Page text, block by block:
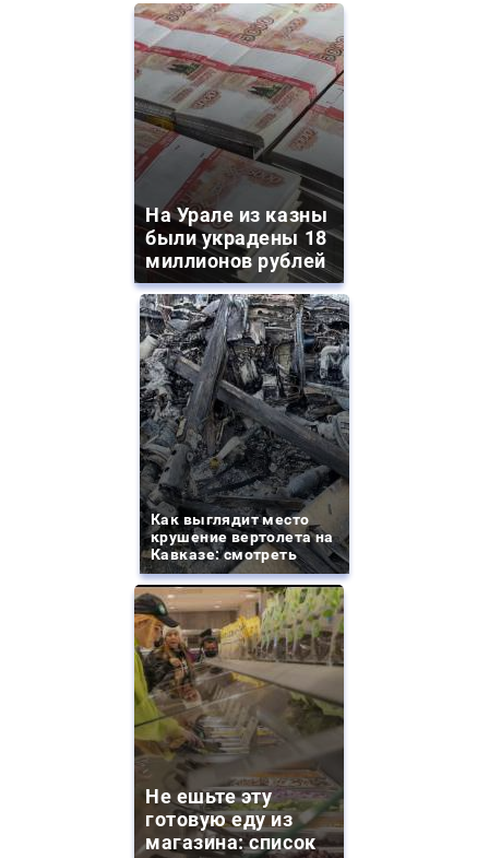
На Урале из казны
были украдены 18
миллионов рублей
Как выглядит место
крушение вертолета на
Кавказе: смотреть
Не ешьте эту
готовую еду из
магазина: список